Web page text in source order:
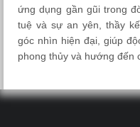
ứng dụng gần gũi trong
tuệ và sự an yên, thầy
góc nhìn hiện đại, giúp
phong thủy và hướng đến